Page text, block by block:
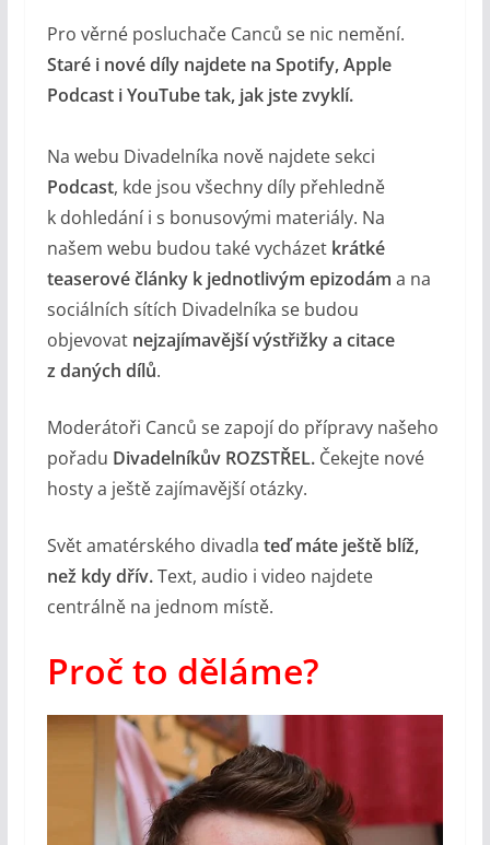
Pro věrné posluchače Canců se nic nemění.
Staré i nové díly najdete na Spotify, Apple
Podcast i YouTube tak, jak jste zvyklí.
Na webu Divadelníka nově najdete sekci
Podcast, kde jsou všechny díly přehledně
k dohledání i s bonusovými materiály. Na
našem webu budou také vycházet krátké
teaserové články k jednotlivým epizodám a na
sociálních sítích Divadelníka se budou
objevovat nejzajímavější výstřižky a citace
z daných dílů.
Moderátoři Canců se zapojí do přípravy našeho
pořadu Divadelníkův ROZSTŘEL.Čekejte nové
hosty a ještě zajímavější otázky.
Svět amatérského divadla teď máte ještě blíž,
než kdy dřív.Text, audio i video najdete
centrálně na jednom místě.
Proč to děláme?